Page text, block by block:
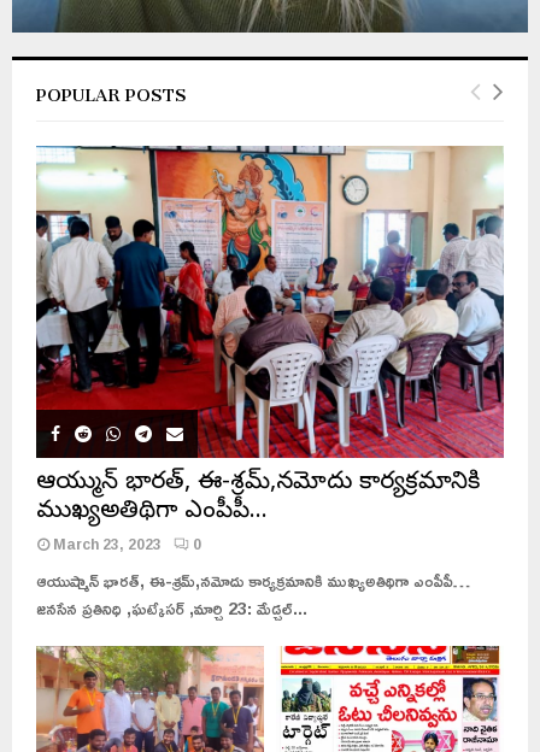
POPULAR POSTS
ఆయుష్మాన్ భారత్, ఈ-శ్రమ్,నమోదు కార్యక్రమానికి
ముఖ్యఅతిథిగా ఎంపీపీ…
March 23, 2023 0
ఆయుష్మాన్ భారత్, ఈ-శ్రమ్,నమోదు కార్యక్రమానికి ముఖ్యఅతిథిగా ఎంపీపీ…
జనసేన ప్రతినిధి ,ఘట్కేసర్ ,మార్చి 23: మేడ్చల్...